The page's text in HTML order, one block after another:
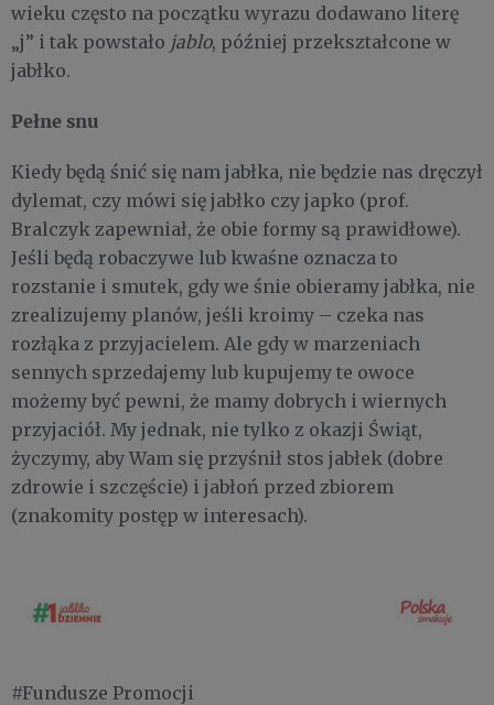
wieku często na początku wyrazu dodawano literę
„j” i tak powstało jablo, później przekształcone w
jabłko.
Pełne snu
Kiedy będą śnić się nam jabłka, nie będzie nas dręczył
dylemat, czy mówi się jabłko czy japko (prof.
Bralczyk zapewniał, że obie formy są prawidłowe).
Jeśli będą robaczywe lub kwaśne oznacza to
rozstanie i smutek, gdy we śnie obieramy jabłka, nie
zrealizujemy planów, jeśli kroimy – czeka nas
rozłąka z przyjacielem. Ale gdy w marzeniach
sennych sprzedajemy lub kupujemy te owoce
możemy być pewni, że mamy dobrych i wiernych
przyjaciół. My jednak, nie tylko z okazji Świąt,
życzymy, aby Wam się przyśnił stos jabłek (dobre
zdrowie i szczęście) i jabłoń przed zbiorem
(znakomity postęp w interesach).
#Fundusze Promocji